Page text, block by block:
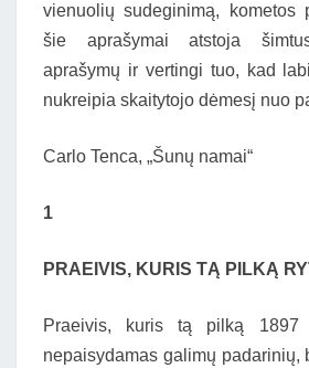
vienuolių sudeginimą, kometos
šie aprašymai atstoja
aprašymų ir vertingi tuo, kad
nukreipia skaitytojo dėmesį nuo
Carlo Tenca, „Šunų namai“
1
PRAEIVIS, KURIS TĄ PILKĄ
Praeivis, kuris tą pilką 1897
nepaisydamas galimų padarinių,